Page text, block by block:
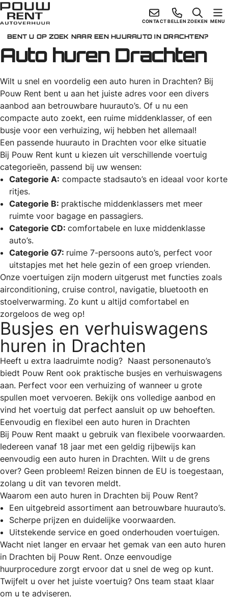
Ga
naar
de
inhoud
Skiplinks CONTACT BELLEN ZOEKEN MENU
BENT U OP ZOEK NAAR EEN HUURAUTO IN DRACHTEN?
Auto huren Drachten
Wilt u snel en voordelig een auto huren in Drachten? Bij
Pouw Rent bent u aan het juiste adres voor een divers
aanbod aan betrouwbare huurauto’s. Of u nu een
compacte auto zoekt, een ruime middenklasser, of een
busje voor een verhuizing, wij hebben het allemaal!
Een passende huurauto in Drachten voor elke situatie
Bij Pouw Rent kunt u kiezen uit verschillende voertuig
categorieën, passend bij uw wensen:
Categorie A: compacte stadsauto’s en ideaal voor korte
ritjes.
Categorie B: praktische middenklassers met meer
ruimte voor bagage en passagiers.
Categorie CD: comfortabele en luxe middenklasse
auto’s.
Categorie G7: ruime 7-persoons auto’s, perfect voor
uitstapjes met het hele gezin of een groep vrienden.
Onze voertuigen zijn modern uitgerust met functies zoals
airconditioning, cruise control, navigatie, bluetooth en
stoelverwarming. Zo kunt u altijd comfortabel en
zorgeloos de weg op!
Busjes en verhuiswagens
huren in Drachten
Heeft u extra laadruimte nodig? Naast personenauto’s
biedt Pouw Rent ook praktische busjes en verhuiswagens
aan. Perfect voor een verhuizing of wanneer u grote
spullen moet vervoeren. Bekijk ons volledige aanbod en
vind het voertuig dat perfect aansluit op uw behoeften.
Eenvoudig en flexibel een auto huren in Drachten
Bij Pouw Rent maakt u gebruik van flexibele voorwaarden.
Iedereen vanaf 18 jaar met een geldig rijbewijs kan
eenvoudig een auto huren in Drachten. Wilt u de grens
over? Geen probleem! Reizen binnen de EU is toegestaan,
zolang u dit van tevoren meldt.
Waarom een auto huren in Drachten bij Pouw Rent?
Een uitgebreid assortiment aan betrouwbare huurauto’s.
Scherpe prijzen en duidelijke voorwaarden.
Uitstekende service en goed onderhouden voertuigen.
Wacht niet langer en ervaar het gemak van een auto huren
in Drachten bij Pouw Rent. Onze eenvoudige
huurprocedure zorgt ervoor dat u snel de weg op kunt.
Twijfelt u over het juiste voertuig? Ons team staat klaar
om u te adviseren.